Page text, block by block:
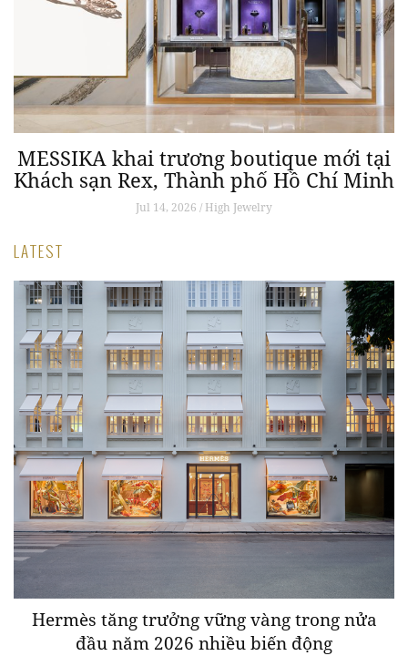
MESSIKA khai trương boutique mới tại
Khách sạn Rex, Thành phố Hồ Chí Minh
Jul 14, 2026 / High Jewelry
LATEST
Hermès tăng trưởng vững vàng trong nửa
đầu năm 2026 nhiều biến động